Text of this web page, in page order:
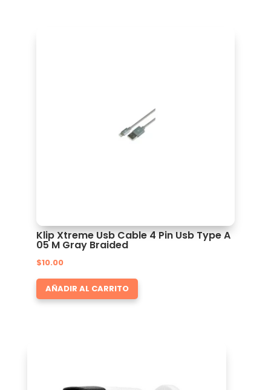
Klip Xtreme Usb Cable 4 Pin Usb Type A
05 M Gray Braided
$10.00
AÑADIR AL CARRITO